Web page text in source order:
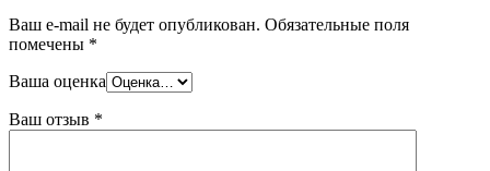
Ваш e-mail не будет опубликован. Обязательные поля
помечены *
Ваша оценка
Ваш отзыв *